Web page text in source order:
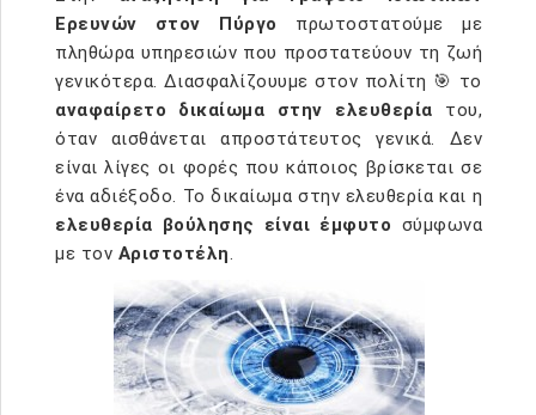
Ερευνών στον Πύργο πρωτοστατούμε με
πληθώρα υπηρεσιών που προστατεύουν τη ζωή
γενικότερα. Διασφαλίζουυμε στον πολίτη 🎯 το
αναφαίρετο δικαίωμα στην ελευθερία του,
όταν αισθάνεται απροστάτευτος γενικά. Δεν
είναι λίγες οι φορές που κάποιος βρίσκεται σε
ένα αδιέξοδο. Το δικαίωμα στην ελευθερία και η
ελευθερία βούλησης είναι έμφυτο σύμφωνα
με τον Αριστοτέλη.